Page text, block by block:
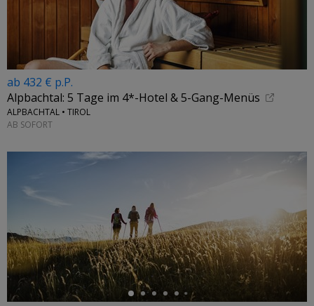
ab 432 € p.P.
Alpbachtal: 5 Tage im 4*-Hotel & 5-Gang-Menüs
ALPBACHTAL • TIROL
AB SOFORT
←